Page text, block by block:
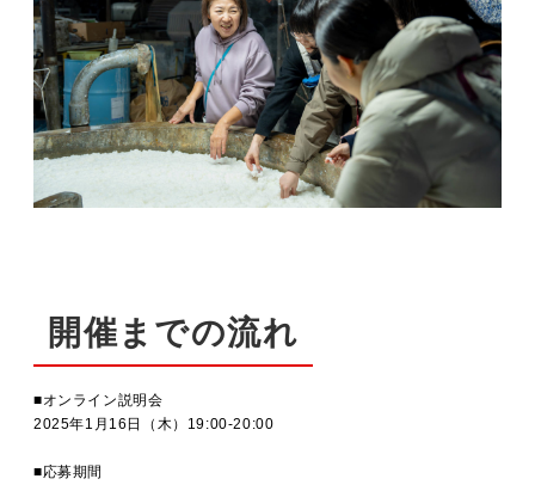
開催までの流れ
■オンライン説明会
2025年1月16日（木）19:00-20:00
■応募期間